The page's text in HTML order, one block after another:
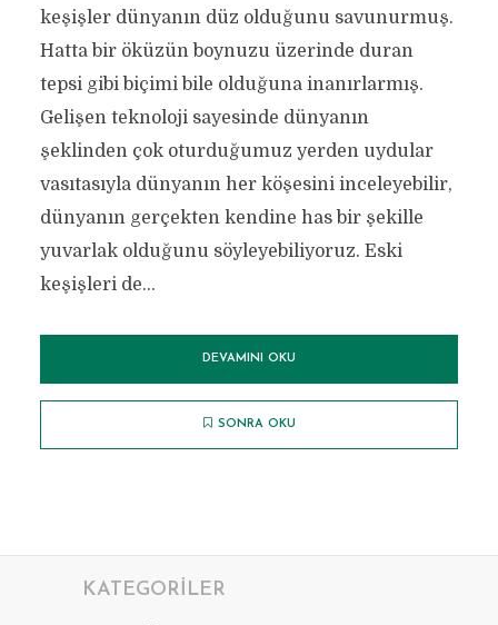
keşişler dünyanın düz olduğunu savunurmuş.
Hatta bir öküzün boynuzu üzerinde duran
tepsi gibi biçimi bile olduğuna inanırlarmış.
Gelişen teknoloji sayesinde dünyanın
şeklinden çok oturduğumuz yerden uydular
vasıtasıyla dünyanın her köşesini inceleyebilir,
dünyanın gerçekten kendine has bir şekille
yuvarlak olduğunu söyleyebiliyoruz. Eski
keşişleri de...
DEVAMINI OKU
SONRA OKU
KATEGORILER